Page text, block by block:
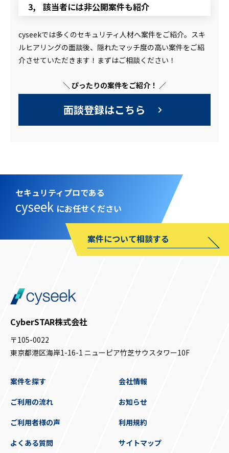
該当者には非公開案件も紹介
cyseekでは多くのセキュリティ人材へ案件をご紹介。スキ
ルヒアリングの面談後、隠れたマッチ度の高い案件をご紹
介させていただきます！まずはご相談ください！
＼ ぴったりの案件をご紹介！ ／
面談登録はこちら
セキュリティプロである
cyseek にお任せください
案件について相談する
CyberSTAR株式会社
〒105-0022
東京都港区海岸1-16-1 ニューピア竹芝サウスタワー10F
案件を探す
ご利用の流れ
ご利用者様の声
よくある質問
会社情報
お知らせ
利用規約
サイトマップ